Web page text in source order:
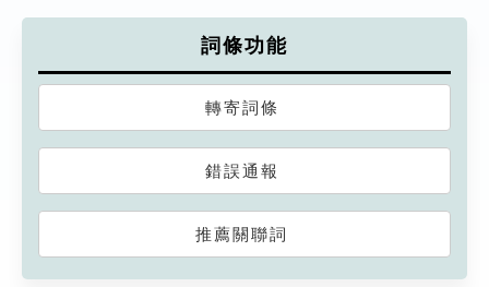
詞條功能
轉寄詞條
錯誤通報
推薦關聯詞